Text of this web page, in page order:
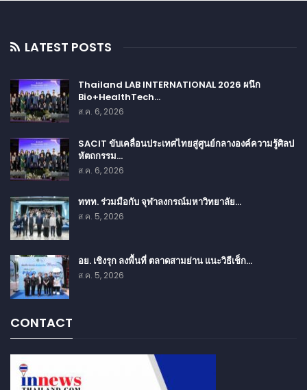
LATEST POSTS
Thailand LAB INTERNATIONAL 2026 ผนึก
Bio+HealthTech…
ส.ค. 6, 2026
SACIT ขับเคลื่อนประเทศไทยสู่ศูนย์กลางองค์ความรู้ศิลป
หัตถกรรม…
ส.ค. 6, 2026
ททท. ร่วมมือกับ จุฬาลงกรณ์มหาวิทยาลัย…
ส.ค. 5, 2026
อย. เชิงรุก ลงพื้นที่ ตลาดสามย่าน แนะวิธีเช็ก…
ส.ค. 5, 2026
CONTACT